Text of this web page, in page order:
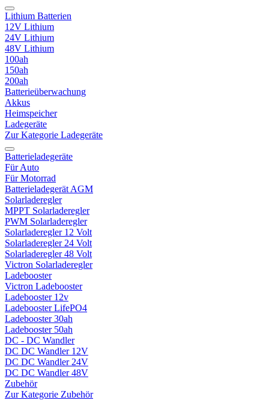
Lithium Batterien
12V Lithium
24V Lithium
48V Lithium
100ah
150ah
200ah
Batterieüberwachung
Akkus
Heimspeicher
Ladegeräte
Zur Kategorie Ladegeräte
Batterieladegeräte
Für Auto
Für Motorrad
Batterieladegerät AGM
Solarladeregler
MPPT Solarladeregler
PWM Solarladeregler
Solarladeregler 12 Volt
Solarladeregler 24 Volt
Solarladeregler 48 Volt
Victron Solarladeregler
Ladebooster
Victron Ladebooster
Ladebooster 12v
Ladebooster LifePO4
Ladebooster 30ah
Ladebooster 50ah
DC - DC Wandler
DC DC Wandler 12V
DC DC Wandler 24V
DC DC Wandler 48V
Zubehör
Zur Kategorie Zubehör